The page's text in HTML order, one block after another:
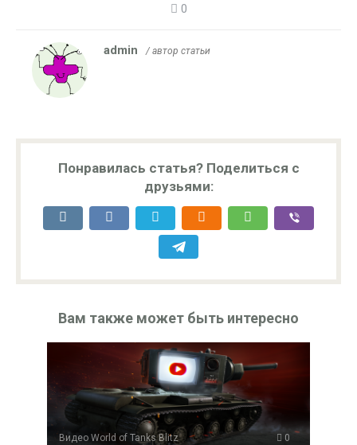
0
admin / автор статьи
Понравилась статья? Поделиться с
друзьями:
Вам также может быть интересно
Видео World of Tanks Blitz 0